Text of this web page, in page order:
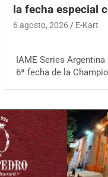
la fecha especial
6 agosto, 2026 E-Kart
IAME Series
6ª fecha de la